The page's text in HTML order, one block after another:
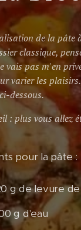
de la pâte
classique,
vais pas m'en
varier les
dessous.
: plus vous allez
pour la pâte :
g de levure
g d'eau